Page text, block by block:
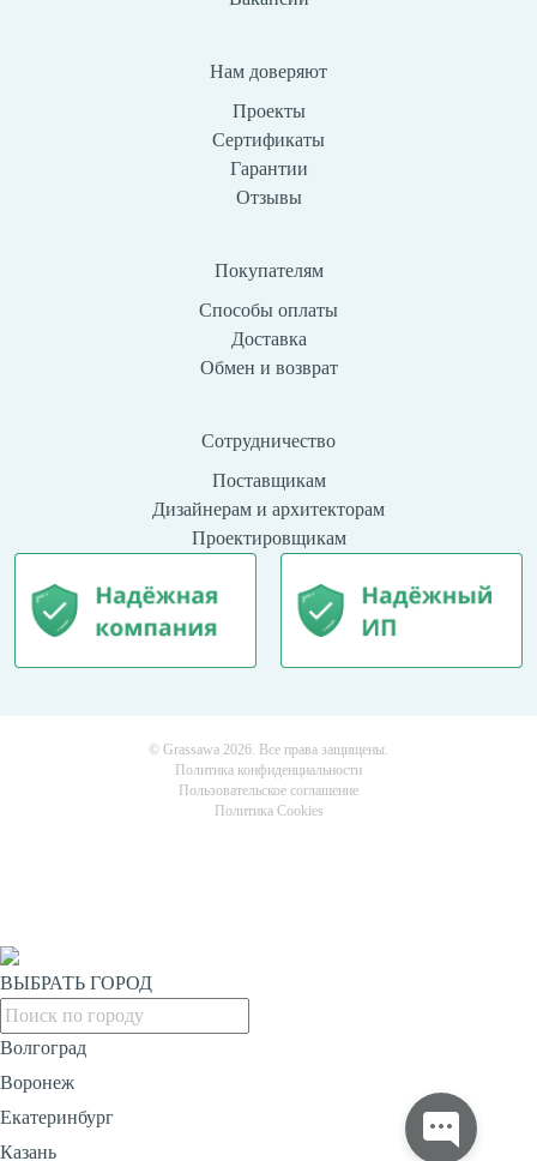
Нам доверяют
Проекты
Сертификаты
Гарантии
Отзывы
Покупателям
Способы оплаты
Доставка
Обмен и возврат
Сотрудничество
Поставщикам
Дизайнерам и архитекторам
Проектировщикам
© Grassawa 2026. Все права защищены.
Политика конфиденциальности
Пользовательское соглашение
Политика Cookies
ВЫБРАТЬ ГОРОД
Волгоград
Воронеж
Екатеринбург
Казань